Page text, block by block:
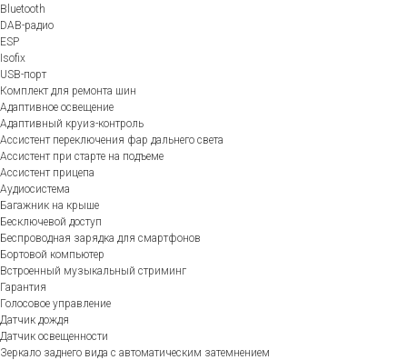
Bluetooth
DAB-радио
ESP
Isofix
USB-порт
Комплект для ремонта шин
Адаптивное освещение
Адаптивный круиз-контроль
Ассистент переключения фар дальнего света
Ассистент при старте на подъеме
Ассистент прицепа
Аудиосистема
Багажник на крыше
Бесключевой доступ
Беспроводная зарядка для смартфонов
Бортовой компьютер
Встроенный музыкальный стриминг
Гарантия
Голосовое управление
Датчик дождя
Датчик освещенности
Зеркало заднего вида с автоматическим затемнением